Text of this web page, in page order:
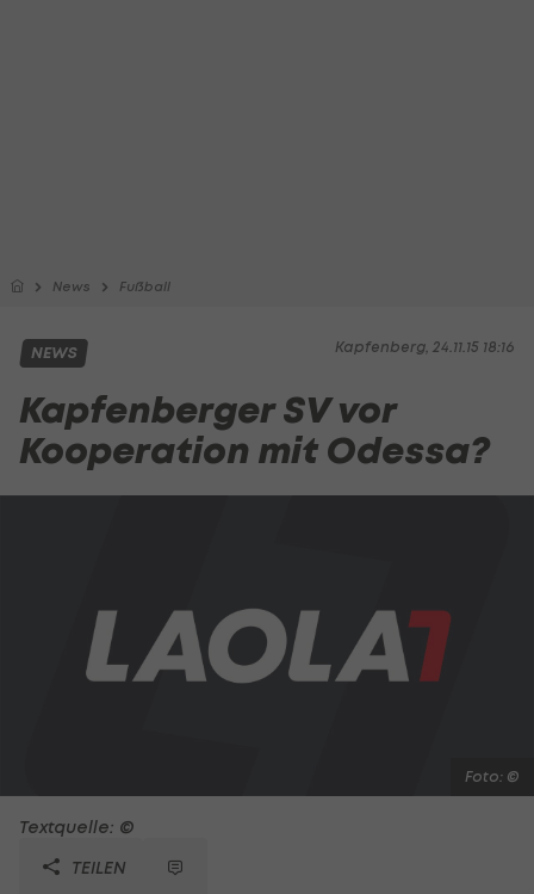
News Fußball
Kapfenberg, 24.11.15 18:16
NEWS
Kapfenberger SV vor
Kooperation mit Odessa?
Foto: ©
Textquelle: ©
TEILEN